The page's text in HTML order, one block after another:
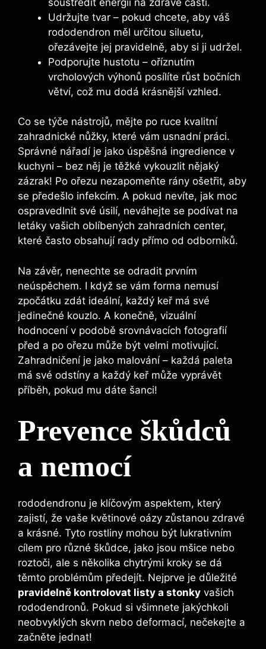
Udržujte tvar – pokud chcete, aby váš
rododendron měl určitou siluetu,
ořezávejte jej pravidelně, aby si ji udržel.
Podporujte hustotu – oříznutím
vrcholových výhonů posílíte růst bočních
větví, což mu dodá krásnější vzhled.
Co se týče nástrojů, mějte po ruce kvalitní
zahradnické nůžky, které vám usnadní práci.
Správné nářadí je jako úspěšná ingredience v
kuchyni – bez něj je těžké vykouzlit nějaký
zázrak! Po ořezu nezapomeňte rány ošetřit, aby
se předešlo infekcím. A pokud nevíte, jak moc
ospravedlnit své úsilí, neváhejte se podívat na
letáky vašich oblíbených zahradních center,
které často obsahují rady přímo od odborníků.
Na závěr, nenechte se odradit prvním
neúspěchem. I když se vám forma nemusí
zpočátku zdát ideální, každý keř má své
jedinečné kouzlo. A konečně, vizuální
hodnocení v podobě srovnávacích fotografií
před a po ořezu může být velmi motivující.
Zahradničení je jako malování – každá paleta
má své odstíny a každý keř může vyprávět
příběh, pokud mu dáte šanci!
Prevence škůdců
a nemocí
rododendronu je klíčovým aspektem, který
zajistí, že vaše květinové oázy zůstanou zdravé
a krásné. Tyto rostliny mohou být lukrativním
cílem pro různé škůdce, jako jsou mšice nebo
roztoči, ale s několika chytrými kroky se dá
těmto problémům předejít. Nejprve je důležité
pravidelně kontrolovat listy a stonky vašich
rododendronů. Pokud si všimnete jakýchkoli
neobvyklých skvrn nebo deformací, nečekejte a
začněte jednat!